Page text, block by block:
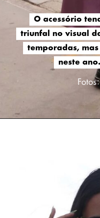
O acessório
triunfal no visual
temporadas,
neste
O acessório
triunfal no visual
temporadas,
neste